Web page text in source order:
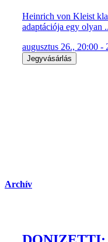
Heinrich von Kleist
adaptációja egy olyan
augusztus 26., 20:00 -
Jegyvásárlás
Archív